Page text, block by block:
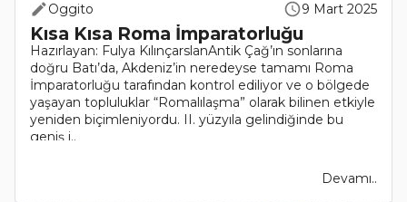
Oggito 9 Mart 2025
Kısa Kısa Roma İmparatorluğu
Hazırlayan: Fulya KılınçarslanAntik Çağ’ın sonlarına
doğru Batı’da, Akdeniz’in neredeyse tamamı Roma
İmparatorluğu tarafından kontrol ediliyor ve o bölgede
yaşayan topluluklar “Romalılaşma” olarak bilinen etkiyle
yeniden biçimleniyordu. II. yüzyıla gelindiğinde bu
geniş i..
Devamı..